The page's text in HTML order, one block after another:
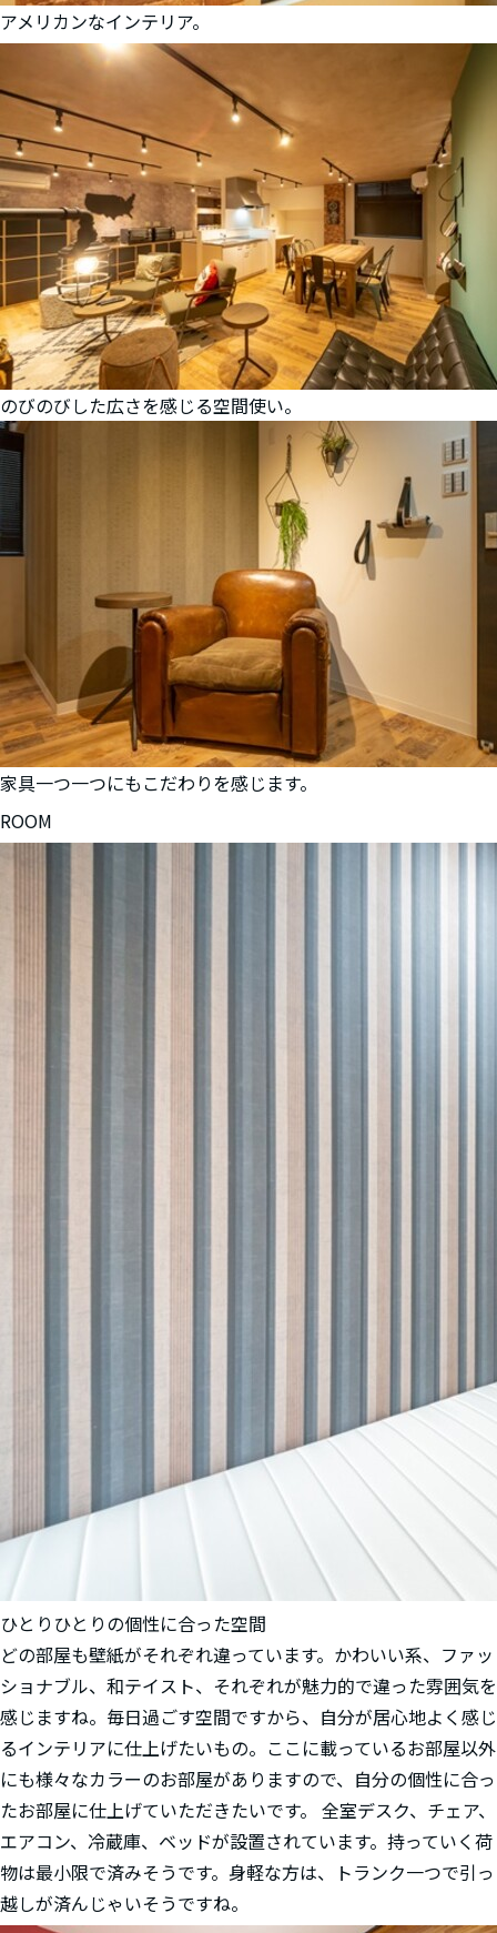
アメリカンなインテリア。
のびのびした広さを感じる空間使い。
家具一つ一つにもこだわりを感じます。
ROOM
ひとりひとりの個性に合った空間
どの部屋も壁紙がそれぞれ違っています。かわいい系、ファッ
ショナブル、和テイスト、それぞれが魅力的で違った雰囲気を
感じますね。毎日過ごす空間ですから、自分が居心地よく感じ
るインテリアに仕上げたいもの。ここに載っているお部屋以外
にも様々なカラーのお部屋がありますので、自分の個性に合っ
たお部屋に仕上げていただきたいです。 全室デスク、チェア、
エアコン、冷蔵庫、ベッドが設置されています。持っていく荷
物は最小限で済みそうです。身軽な方は、トランク一つで引っ
越しが済んじゃいそうですね。